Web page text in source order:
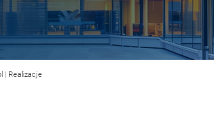
| Realizacje